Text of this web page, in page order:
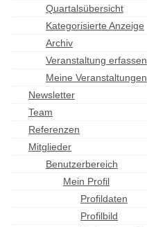
Quartalsübersicht
Kategorisierte Anzeige
Archiv
Veranstaltung erfassen
Meine Veranstaltungen
Newsletter
Team
Referenzen
Mitglieder
Benutzerbereich
Mein Profil
Profildaten
Profilbild